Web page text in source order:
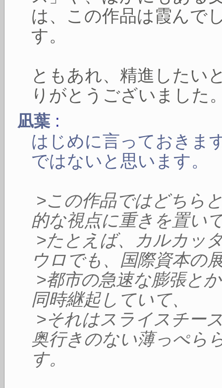
は、この作品は霞んで
す。
ともあれ、精進したい
りがとうございまし
凪葉 :
はじめに言っておきま
ではないと思います。
>この作品ではどちら
的な視点に重きを置い
>たとえば、カルカッ
ウロでも、国際資本の
>都市の急速な膨張と
同時継起していて、
>それはスライスチー
奥行きのない薄っぺら
す。